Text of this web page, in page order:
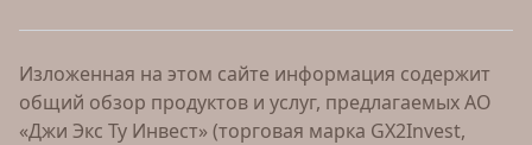
Изложенная на этом сайте информация содержит
общий обзор продуктов и услуг, предлагаемых АО
«Джи Экс Ту Инвест» (торговая марка GX2Invest,